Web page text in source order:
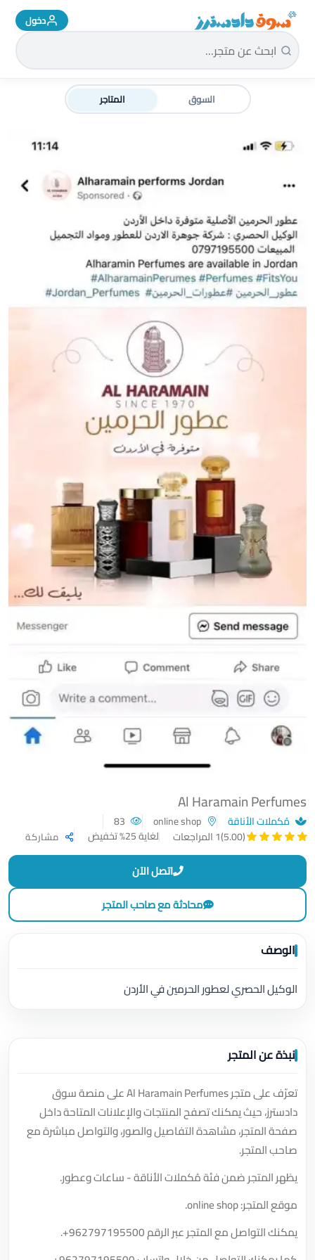
سوق دادسترز الرئيسية دخول
السوق المتاجر
Al Haramain Perfumes
مُكملات الأناقة
(5.00)
1 المراجعات لغاية 25% تخفيض مشاركة
اتصل الآن
محادثة مع صاحب المتجر
الوصف
الوكيل الحصري لعطور الحرمين في الأردن
نبذة عن المتجر
تعرّف على متجر Al Haramain Perfumes على منصة سوق
دادسترز، حيث يمكنك تصفح المنتجات والإعلانات المتاحة داخل
صفحة المتجر، مشاهدة التفاصيل والصور، والتواصل مباشرة مع
صاحب المتجر.
يظهر المتجر ضمن فئة مُكملات الأناقة - ساعات وعطور.
موقع المتجر: online shop.
يمكنك التواصل مع المتجر عبر الرقم+962797195500
.